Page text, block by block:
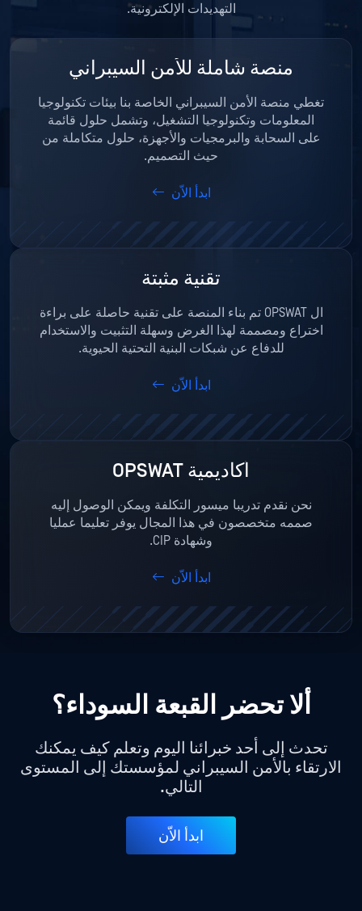
التهديدات الإلكترونية.
منصة شاملة للأمن السيبراني
تغطي منصة الأمن السيبراني الخاصة بنا بيئات تكنولوجيا
المعلومات وتكنولوجيا التشغيل، وتشمل حلول قائمة
على السحابة والبرمجيات والأجهزة، حلول متكاملة من
حيث التصميم.
ابدأ الاّن
تقنية مثبتة
ال OPSWAT تم بناء المنصة على تقنية حاصلة على براءة
اختراع ومصممة لهذا الغرض وسهلة التثبيت والاستخدام
للدفاع عن شبكات البنية التحتية الحيوية.
ابدأ الاّن
أكاديمية OPSWAT
نحن نقدم تدريبا ميسور التكلفة ويمكن الوصول إليه
صممه متخصصون في هذا المجال يوفر تعليما عمليا
وشهادة CIP.
ابدأ الاّن
ألا تحضر القبعة السوداء؟
تحدث إلى أحد خبرائنا اليوم وتعلم كيف يمكنك
الارتقاء بالأمن السيبراني لمؤسستك إلى المستوى
التالي.
ابدأ الاّن